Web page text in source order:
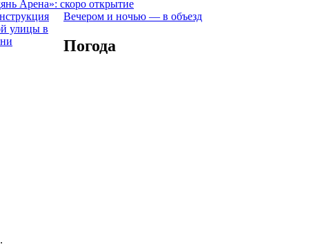
Арена»: скоро открытие
Вечером и ночью — в объезд
Погода